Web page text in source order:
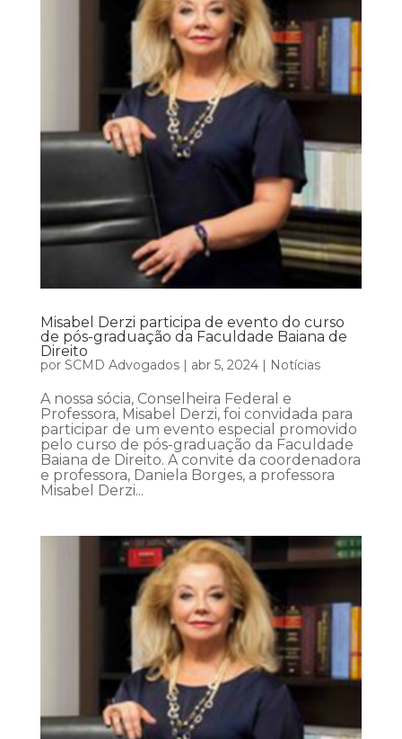
Misabel Derzi participa de evento do curso
de pós-graduação da Faculdade Baiana de
Direito
por SCMD Advogados| abr 5, 2024| Notícias
A nossa sócia, Conselheira Federal e
Professora, Misabel Derzi, foi convidada para
participar de um evento especial promovido
pelo curso de pós-graduação da Faculdade
Baiana de Direito. A convite da coordenadora
e professora, Daniela Borges, a professora
Misabel Derzi...